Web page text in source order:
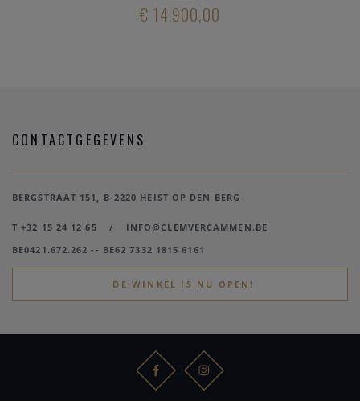
€ 14.900,00
CONTACTGEGEVENS
BERGSTRAAT 151, B-2220 HEIST OP DEN BERG
T +32 15 24 12 65 /
INFO@CLEMVERCAMMEN.BE
BE0421.672.262 -- BE62 7332 1815 6161
DE WINKEL IS NU OPEN!